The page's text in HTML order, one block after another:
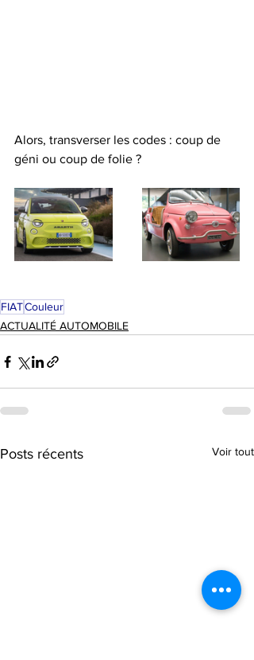
Alors, transverser les codes : coup de
géni ou coup de folie ?
FIATCouleur
ACTUALITÉ AUTOMOBILE
Posts récents Voir tout